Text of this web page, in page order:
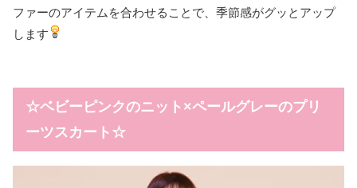
ファーのアイテムを合わせることで、季節感がグッとアップ
します
☆ベビーピンクのニット×ペールグレーのプリ
ーツスカート☆